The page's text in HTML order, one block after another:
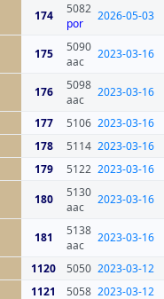
174
5082
por
2026-05-03
175
5090
aac
2023-03-16
176
5098
aac
2023-03-16
177 5106 2023-03-16
178 5114 2023-03-16
179 5122 2023-03-16
180
5130
aac
2023-03-16
181
5138
aac
2023-03-16
1120 5050 2023-03-12
1121 5058 2023-03-12